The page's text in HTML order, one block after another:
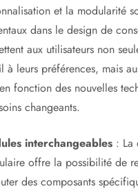
et la modularité
dans le design de
aux utilisateurs non
à leurs préférences, mais
fonction des nouvelles
changeants.
interchangeables : La
offre la possibilité de
des composants